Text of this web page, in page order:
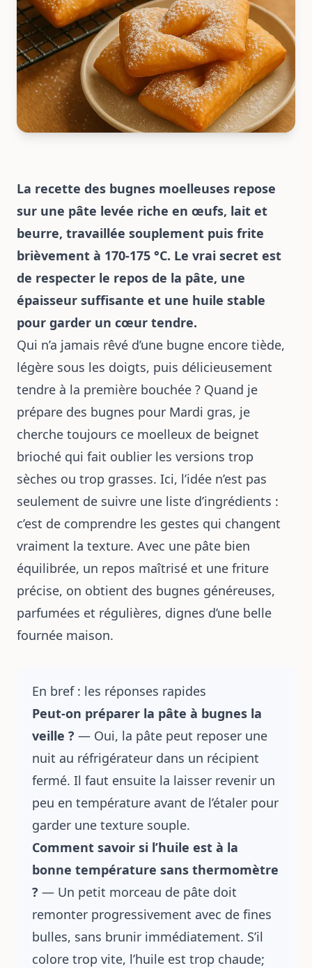
La recette des bugnes moelleuses repose
sur une pâte levée riche en œufs, lait et
beurre, travaillée souplement puis frite
brièvement à 170-175 °C. Le vrai secret est
de respecter le repos de la pâte, une
épaisseur suffisante et une huile stable
pour garder un cœur tendre.
Qui n’a jamais rêvé d’une bugne encore tiède,
légère sous les doigts, puis délicieusement
tendre à la première bouchée ? Quand je
prépare des bugnes pour Mardi gras, je
cherche toujours ce moelleux de beignet
brioché qui fait oublier les versions trop
sèches ou trop grasses. Ici, l’idée n’est pas
seulement de suivre une liste d’ingrédients :
c’est de comprendre les gestes qui changent
vraiment la texture. Avec une pâte bien
équilibrée, un repos maîtrisé et une friture
précise, on obtient des bugnes généreuses,
parfumées et régulières, dignes d’une belle
fournée maison.
En bref : les réponses rapides
Peut-on préparer la pâte à bugnes la
veille ? — Oui, la pâte peut reposer une
nuit au réfrigérateur dans un récipient
fermé. Il faut ensuite la laisser revenir un
peu en température avant de l’étaler pour
garder une texture souple.
Comment savoir si l’huile est à la
bonne température sans thermomètre
? — Un petit morceau de pâte doit
remonter progressivement avec de fines
bulles, sans brunir immédiatement. S’il
colore trop vite, l’huile est trop chaude;